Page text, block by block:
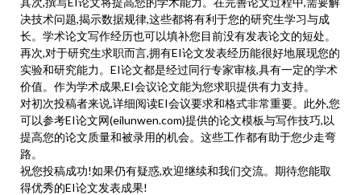
决技术问题,揭示数据规律,这些都将有利于您的研究生学习与成
长。学术论文写作经历也可以填补您目前没有发表论文的短处。
再次,对于研究生求职而言,拥有EI论文发表经历能很好地展现您的
实验和研究能力。EI论文都是经过同行专家审核,具有一定的学术
价值。作为学术成果,EI会议论文能为您求职提供有力支持。
对初次投稿者来说,详细阅读EI会议要求和格式非常重要。此外,您
可以参考EI论文网(eilunwen.com)提供的论文模板与写作技巧,以
提高您的论文质量和被录用的机会。这些工作都有助于您少走弯
路。
祝您投稿成功!如果仍有疑惑,欢迎继续和我们交流。期待您能取
得优秀的EI论文发表成果!